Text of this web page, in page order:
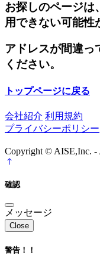
お探しのページは
用できない可能性
アドレスが間違っ
ください。
トップページに戻る
会社紹介 利用規約
プライバシーポリシー
Copyright © AISE,Inc. -
確認
メッセージ
Close
警告！！